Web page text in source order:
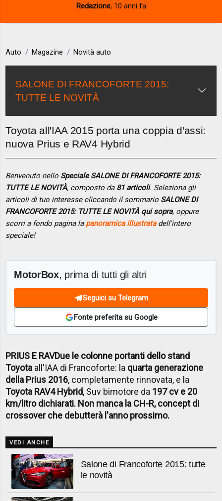
d
e
Redazione, 10 anni fa
Auto Magazine Novità auto
SALONE DI FRANCOFORTE 2015:
TUTTE LE NOVITÀ
Toyota all'IAA 2015 porta una coppia d'assi:
nuova Prius e RAV4 Hybrid
Benvenuto nello Speciale SALONE DI FRANCOFORTE 2015:
TUTTE LE NOVITÀ, composto da 81 articoli. Seleziona gli
articoli di tuo interesse cliccando il sommario SALONE DI
FRANCOFORTE 2015: TUTTE LE NOVITÀ qui sopra, oppure
scorri a fondo pagina la panoramica illustratadell'intero
speciale!
MotorBox, prima di tutti gli altri
Seguici su Telegram
Fonte preferita su Google
PRIUS E RAVDue le colonne portanti dello stand
Toyota all'IAA di Francoforte: la quarta generazione
della Prius 2016, completamente rinnovata, e la
Toyota RAV4 Hybrid, Suv bimotore da 197 cv e 20
km/litro dichiarati. Non manca la CH-R, concept di
crossover che debutterà l'anno prossimo.
VEDI ANCHE
Salone di Francoforte 2015: tutte
le novità